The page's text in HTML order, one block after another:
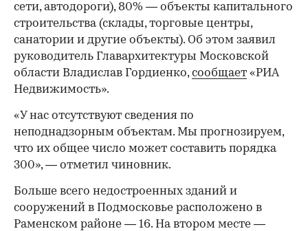
сети, автодороги), 80% — объекты капитального
строительства (склады, торговые центры,
санатории и другие объекты). Об этом заявил
руководитель Главархитектуры Московской
области Владислав Гордиенко,сообщает «РИА
Недвижимость».
«У нас отсутствуют сведения по
неподнадзорным объектам. Мы прогнозируем,
что их общее число может составить порядка
300», — отметил чиновник.
Больше всего недостроенных зданий и
сооружений в Подмосковье расположено в
Раменском районе — 16. На втором месте —